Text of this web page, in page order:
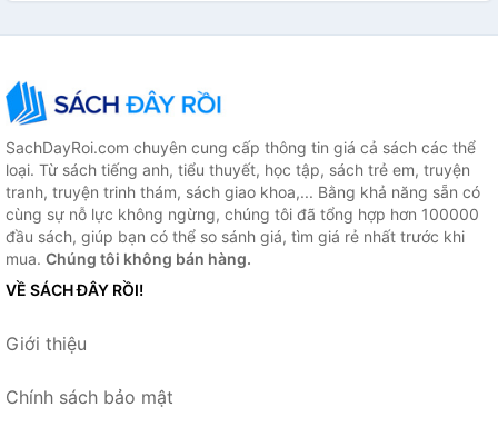
SachDayRoi.com chuyên cung cấp thông tin giá cả sách các thể
loại. Từ sách tiếng anh, tiểu thuyết, học tập, sách trẻ em, truyện
tranh, truyện trinh thám, sách giao khoa,... Bằng khả năng sẵn có
cùng sự nỗ lực không ngừng, chúng tôi đã tổng hợp hơn 100000
đầu sách, giúp bạn có thể so sánh giá, tìm giá rẻ nhất trước khi
mua. Chúng tôi không bán hàng.
VỀ SÁCH ĐÂY RỒI!
Giới thiệu
Chính sách bảo mật